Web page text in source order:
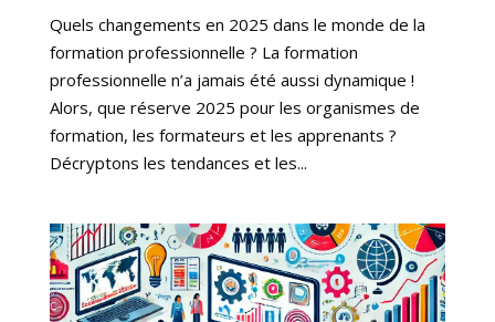
Quels changements en 2025 dans le monde de la
formation professionnelle ? La formation
professionnelle n’a jamais été aussi dynamique !
Alors, que réserve 2025 pour les organismes de
formation, les formateurs et les apprenants ?
Décryptons les tendances et les...